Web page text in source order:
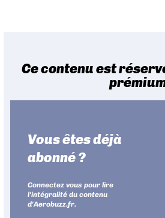
Ce contenu est
Vous êtes déjà
abonné ?
Connectez vous pour lire
l'intégralité du contenu
d'Aerobuzz.fr.